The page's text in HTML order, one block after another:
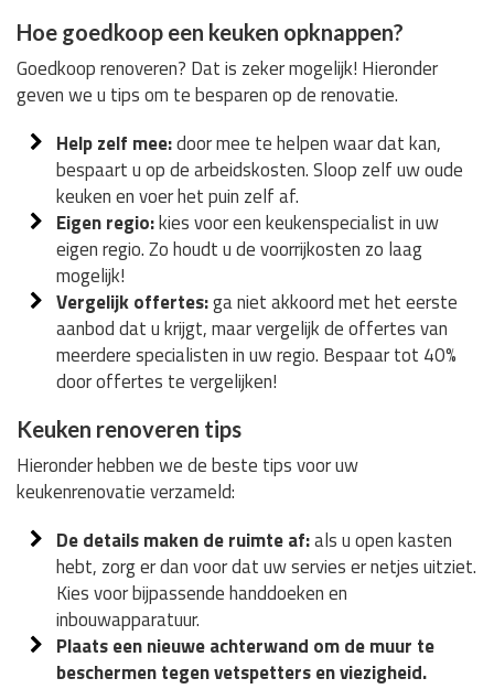
Hoe goedkoop een keuken opknappen?
Goedkoop renoveren? Dat is zeker mogelijk! Hieronder
geven we u tips om te besparen op de renovatie.
Help zelf mee:door mee te helpen waar dat kan,
bespaart u op de arbeidskosten. Sloop zelf uw oude
keuken en voer het puin zelf af.
Eigen regio:kies voor een keukenspecialist in uw
eigen regio. Zo houdt u de voorrijkosten zo laag
mogelijk!
Vergelijk offertes:ga niet akkoord met het eerste
aanbod dat u krijgt, maar vergelijk de offertes van
meerdere specialisten in uw regio. Bespaar tot 40%
door offertes te vergelijken!
Keuken renoveren tips
Hieronder hebben we de beste tips voor uw
keukenrenovatie verzameld:
De details maken de ruimte af:als u open kasten
hebt, zorg er dan voor dat uw servies er netjes uitziet.
Kies voor bijpassende handdoeken en
inbouwapparatuur.
Plaats een nieuwe achterwand om de muur te
beschermen tegen vetspetters en viezigheid.